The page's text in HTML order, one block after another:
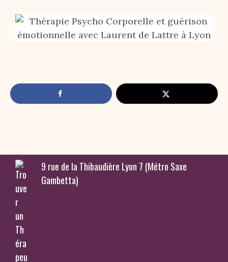
9 rue de la Thibaudière Lyon 7 (Métro Saxe
Gambetta)